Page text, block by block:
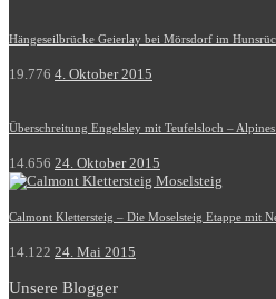
Hängeseilbrücke Geierlay bei Mörsdorf im
19.776 4. Oktober 2015
Überschreitung Engelsley mit Teufelsloch –
14.656 24. Oktober 2015
Calmont Klettersteig – Die Moselsteig Etappe mit
14.122 24. Mai 2015
Unsere Blogger